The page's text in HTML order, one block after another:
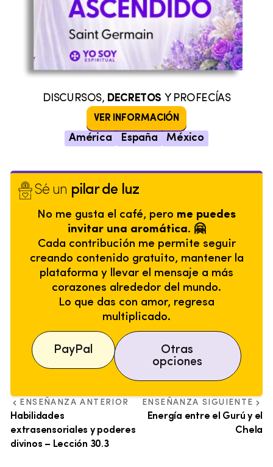
DISCURSOS, DECRETOS Y PROFECÍAS
VER INFORMACIÓN
América España México
Sé un pilar de luz
No me gusta el café, pero me puedes
invitar una aromática. 🤗
Cada contribución me permite seguir
creando contenido gratuito, mantener la
plataforma y llevar el mensaje a más
corazones alrededor del mundo.
Lo que das con amor, regresa
multiplicado.
PayPal
Otras
opciones
ENSEÑANZA ANTERIOR
Habilidades
extrasensoriales y poderes
divinos – Lección 30.3
ENSEÑANZA SIGUIENTE
Energía entre el Gurú y el
Chela